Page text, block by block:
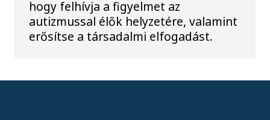
hogy felhívja a figyelmet az
autizmussal élők helyzetére, valamint
erősítse a társadalmi elfogadást.